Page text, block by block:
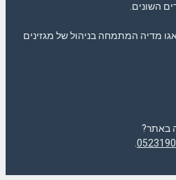
השונים.
מדיה המתמחה בניהול של מגזינים
באתר?